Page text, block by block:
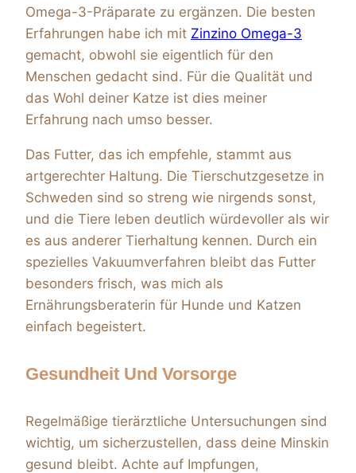
Omega-3-Präparate zu ergänzen. Die besten
Erfahrungen habe ich mit Zinzino Omega-3
gemacht, obwohl sie eigentlich für den
Menschen gedacht sind. Für die Qualität und
das Wohl deiner Katze ist dies meiner
Erfahrung nach umso besser.
Das Futter, das ich empfehle, stammt aus
artgerechter Haltung. Die Tierschutzgesetze in
Schweden sind so streng wie nirgends sonst,
und die Tiere leben deutlich würdevoller als wir
es aus anderer Tierhaltung kennen. Durch ein
spezielles Vakuumverfahren bleibt das Futter
besonders frisch, was mich als
Ernährungsberaterin für Hunde und Katzen
einfach begeistert.
Gesundheit Und Vorsorge
Regelmäßige tierärztliche Untersuchungen sind
wichtig, um sicherzustellen, dass deine Minskin
gesund bleibt. Achte auf Impfungen,